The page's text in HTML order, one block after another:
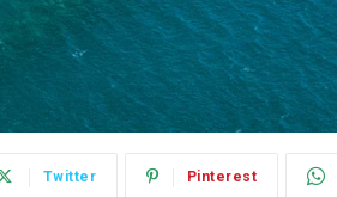
Twitter Pinterest